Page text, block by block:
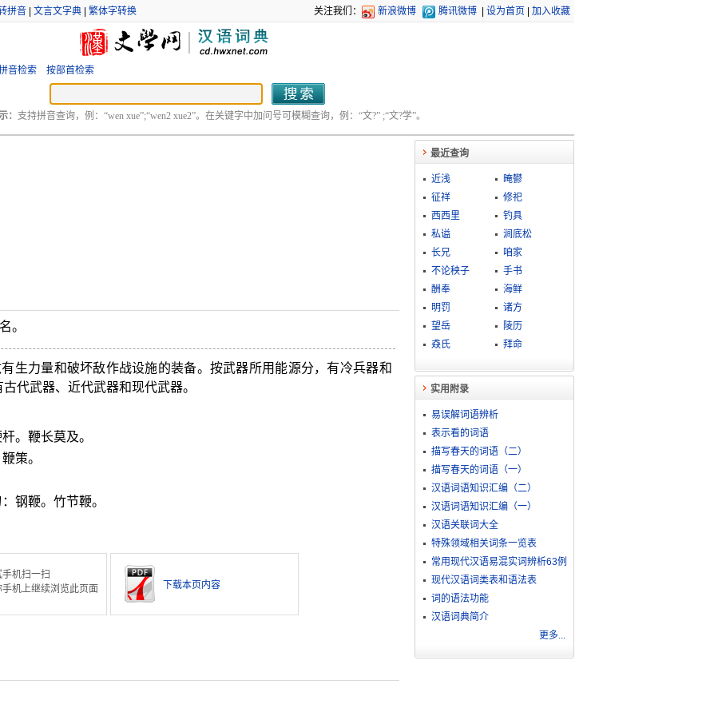
拼音| 文言文字典| 繁体字转换 关注我们： 新浪微博 腾讯微博 设为首页 加入收藏
音检索 按部首检索
： 支持拼音查询，例：“wen xue”;“wen2 xue2”。在关键字中加问号可模糊查询，例：“文?” ;“文?学”。
。
生力量和破坏敌作战设施的装备。按武器所用能源分，有冷兵器和
代武器、近代武器和现代武器。
。鞭长莫及。
策。
钢鞭。竹节鞭。
手机扫一扫
手机上继续浏览此页面
下载本页内容
最近查询
近浅
晻鬰
征祥
修祀
西西里
钓具
私谥
涧底松
长兄
咱家
不论秧子
手书
酬奉
海鲜
明罚
诸方
望岳
陵历
猋氏
拜命
实用附录
易误解词语辨析
表示看的词语
描写春天的词语（二）
描写春天的词语（一）
汉语词语知识汇编（二）
汉语词语知识汇编（一）
汉语关联词大全
特殊领域相关词条一览表
常用现代汉语易混实词辨析63例
现代汉语词类表和语法表
词的语法功能
汉语词典简介
更多...